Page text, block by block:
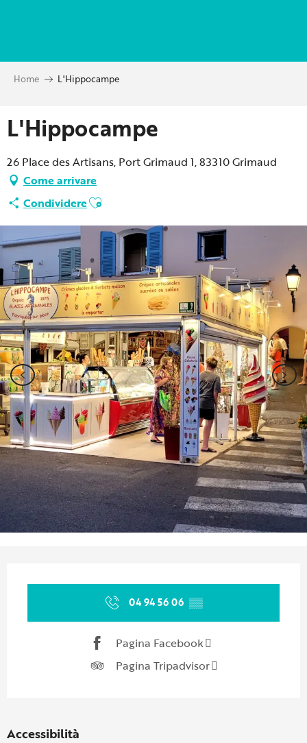
principal
Home L'Hippocampe
L'Hippocampe
26 Place des Artisans, Port Grimaud 1, 83310 Grimaud
Come arrivare
CondividereAjouter aux favoris
04 94 56 06 ▒▒
Pagina Facebook
Pagina Tripadvisor
Accessibilità